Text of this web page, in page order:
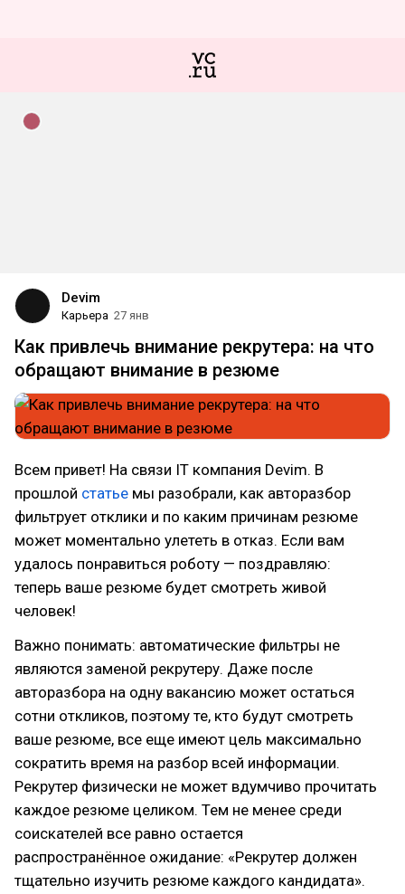
Devim
Карьера 27 янв
Как привлечь внимание рекрутера: на что
обращают внимание в резюме
Всем привет! На связи IT компания Devim. В
прошлой статье мы разобрали, как авторазбор
фильтрует отклики и по каким причинам резюме
может моментально улететь в отказ. Если вам
удалось понравиться роботу — поздравляю:
теперь ваше резюме будет смотреть живой
человек!
Важно понимать: автоматические фильтры не
являются заменой рекрутеру. Даже после
авторазбора на одну вакансию может остаться
сотни откликов, поэтому те, кто будут смотреть
ваше резюме, все еще имеют цель максимально
сократить время на разбор всей информации.
Рекрутер физически не может вдумчиво прочитать
каждое резюме целиком. Тем не менее среди
соискателей все равно остается
распространённое ожидание: «Рекрутер должен
тщательно изучить резюме каждого кандидата».